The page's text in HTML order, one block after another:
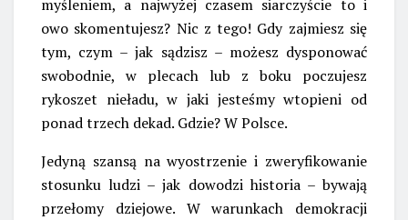
myśleniem, a najwyżej czasem siarczyście to i
owo skomentujesz? Nic z tego! Gdy zajmiesz się
tym, czym – jak sądzisz – możesz dysponować
swobodnie, w plecach lub z boku poczujesz
rykoszet nieładu, w jaki jesteśmy wtopieni od
ponad trzech dekad. Gdzie? W Polsce.
Jedyną szansą na wyostrzenie i zweryfikowanie
stosunku ludzi – jak dowodzi historia – bywają
przełomy dziejowe. W warunkach demokracji